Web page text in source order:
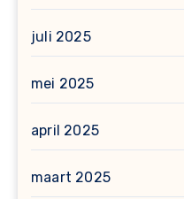
juli 2025
mei 2025
april 2025
maart 2025